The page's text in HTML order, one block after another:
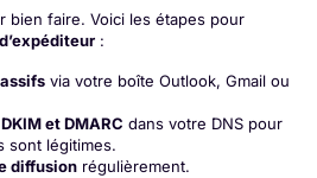
bien faire. Voici les étapes pour
:
via votre boîte Outlook, Gmail ou
et DMARC dans votre DNS pour
sont légitimes.
diffusion régulièrement.